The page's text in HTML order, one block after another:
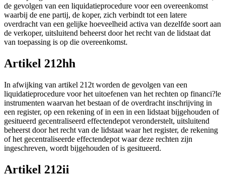
de gevolgen van een liquidatieprocedure voor een overeenkomst
waarbij de ene partij, de koper, zich verbindt tot een latere
overdracht van een gelijke hoeveelheid activa van dezelfde soort aan
de verkoper, uitsluitend beheerst door het recht van de lidstaat dat
van toepassing is op die overeenkomst.
Artikel 212hh
In afwijking van artikel 212t worden de gevolgen van een
liquidatieprocedure voor het uitoefenen van het rechten op financi?le
instrumenten waarvan het bestaan of de overdracht inschrijving in
een register, op een rekening of in een in een lidstaat bijgehouden of
gesitueerd gecentraliseerd effectendepot veronderstelt, uitsluitend
beheerst door het recht van de lidstaat waar het register, de rekening
of het gecentraliseerde effectendepot waar deze rechten zijn
ingeschreven, wordt bijgehouden of is gesitueerd.
Artikel 212ii